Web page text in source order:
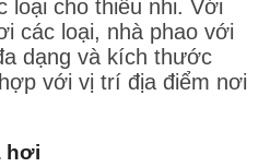
loại cho thiếu nhi. Với
các loại, nhà phao với
dạng và kích thước
với vị trí địa điểm nơi
hơi